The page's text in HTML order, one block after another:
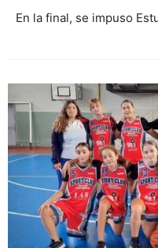
En la final, se impuso